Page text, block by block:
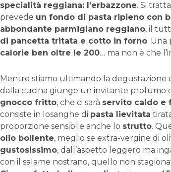
specialità reggiana: l’erbazzone. Si
prevede un fondo di pasta ripieno con
abbondante parmigiano reggiano, il
di pancetta tritata e cotto in forno. Una
calorie ben oltre le 200… ma non è che
Mentre stiamo ultimando la degustazione
dalla cucina giunge un invitante profumo
gnocco fritto, che ci sarà servito caldo e
consiste in losanghe di pasta lievitata
proporzione sensibile anche lo strutto.
olio bollente, meglio se extra-vergine di
gustosissimo, dall’aspetto leggero ma
con il salame nostrano, quello non